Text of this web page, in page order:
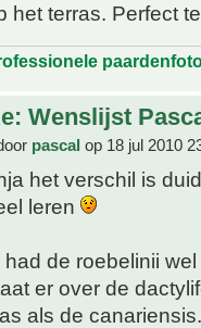
het terras. Perfect
Wenslijst
pascal op 18 jul 2010
het verschil is
leren
had de roebelinii
er over de
als de